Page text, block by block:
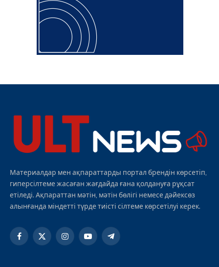
Материалдар мен ақпараттарды портал брендін көрсетіп,
гиперсілтеме жасаған жағдайда ғана қолдануға рұқсат
етіледі. Ақпараттан мәтін, мәтін бөлігі немесе дәйексөз
алынғанда міндетті түрде тиісті сілтеме көрсетілуі керек.
Facebook
X
InstagramYouTubeTelegram